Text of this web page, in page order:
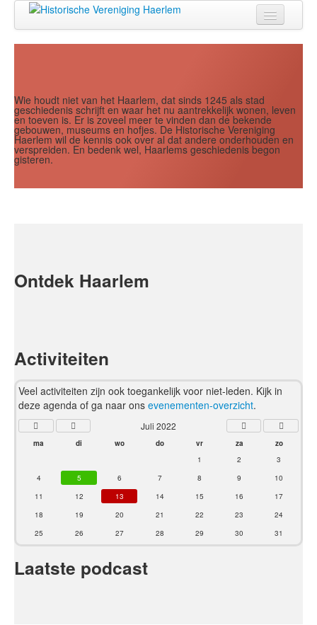
Zien
Lezen
Over ons
Wie houdt niet van het Haarlem, dat sinds 1245 als stad
geschiedenis schrijft en waar het nu aantrekkelijk wonen, leven
en toeven is. Er is zoveel meer te vinden dan de bekende
gebouwen, museums en hofjes. De Historische Vereniging
Haerlem wil de kennis ook over al dat andere onderhouden en
verspreiden. En bedenk wel, Haarlems geschiedenis begon
gisteren.
Ontdek Haarlem
Activiteiten
Veel activiteiten zijn ook toegankelijk voor niet-leden. Kijk in
deze agenda of ga naar ons evenementen-overzicht.
Jaar Maand Jaar
Maand
Juli 2022
ma di wo do vr za
zo
1
2
3
4
5 6 7 8 9
10
11
12 13 14 15 16
17
18
19 20 21 22 23
24
25
26 27 28 29 30 31
Laatste podcast